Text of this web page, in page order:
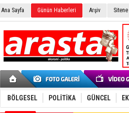
Ana Sayfa Günün Haberleri Arşiv
BÖLGESEL POLİTİKA GÜNCEL